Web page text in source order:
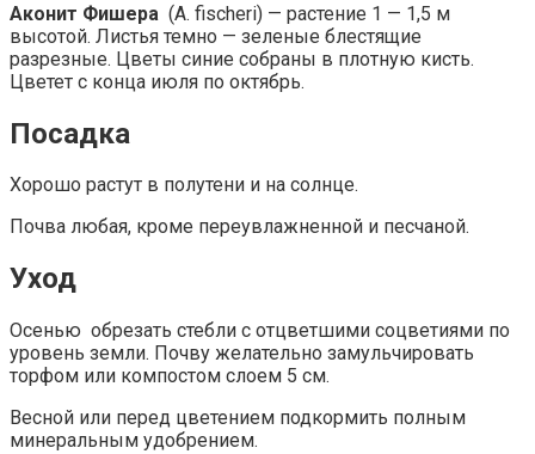
Аконит Фишера (A. fischeri) — растение 1 — 1,5 м
высотой. Листья темно — зеленые блестящие
разрезные. Цветы синие собраны в плотную кисть.
Цветет с конца июля по октябрь.
Посадка
Хорошо растут в полутени и на солнце.
Почва любая, кроме переувлажненной и песчаной.
Уход
Осенью обрезать стебли с отцветшими соцветиями по
уровень земли. Почву желательно замульчировать
торфом или компостом слоем 5 см.
Весной или перед цветением подкормить полным
минеральным удобрением.